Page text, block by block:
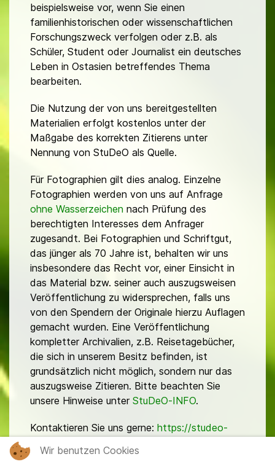
beispielsweise vor, wenn Sie einen
familienhistorischen oder wissenschaftlichen
Forschungszweck verfolgen oder z.B. als
Schüler, Student oder Journalist ein deutsches
Leben in Ostasien betreffendes Thema
bearbeiten.
Die Nutzung der von uns bereitgestellten
Materialien erfolgt kostenlos unter der
Maßgabe des korrekten Zitierens unter
Nennung von StuDeO als Quelle.
Für Fotographien gilt dies analog. Einzelne
Fotographien werden von uns auf Anfrage
ohne Wasserzeichen nach Prüfung des
berechtigten Interesses dem Anfrager
zugesandt. Bei Fotographien und Schriftgut,
das jünger als 70 Jahre ist, behalten wir uns
insbesondere das Recht vor, einer Einsicht in
das Material bzw. seiner auch auszugsweisen
Veröffentlichung zu widersprechen, falls uns
von den Spendern der Originale hierzu Auflagen
gemacht wurden. Eine Veröffentlichung
kompletter Archivalien, z.B. Reisetagebücher,
die sich in unserem Besitz befinden, ist
grundsätzlich nicht möglich, sondern nur das
auszugsweise Zitieren. Bitte beachten Sie
unsere Hinweise unter StuDeO-INFO.
Kontaktieren Sie uns gerne: https://studeo-
Wir benutzen Cookies